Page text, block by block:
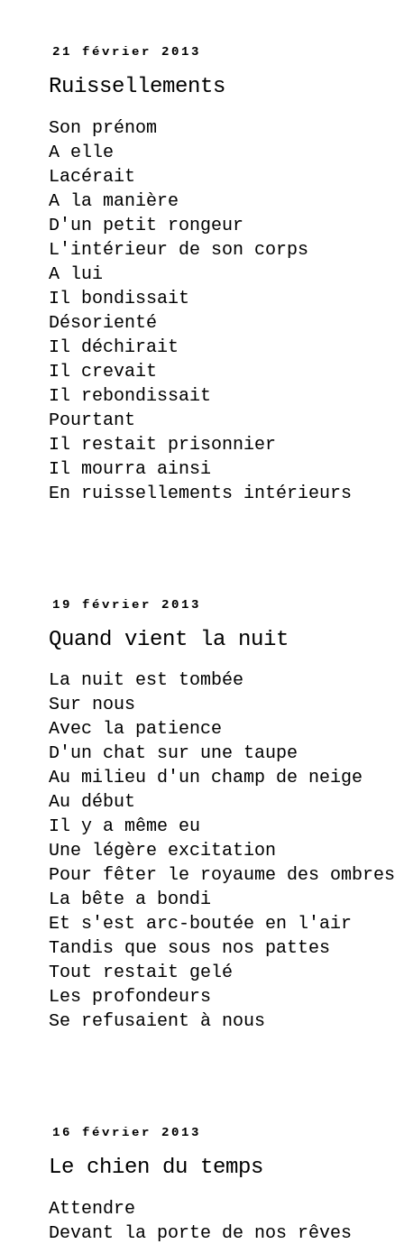
21 février 2013
Ruissellements
Son prénom
A elle
Lacérait
A la manière
D'un petit rongeur
L'intérieur de son corps
A lui
Il bondissait
Désorienté
Il déchirait
Il crevait
Il rebondissait
Pourtant
Il restait prisonnier
Il mourra ainsi
En ruissellements intérieurs
19 février 2013
Quand vient la nuit
La nuit est tombée
Sur nous
Avec la patience
D'un chat sur une taupe
Au milieu d'un champ de neige
Au début
Il y a même eu
Une légère excitation
Pour fêter le royaume des ombres
La bête a bondi
Et s'est arc-boutée en l'air
Tandis que sous nos pattes
Tout restait gelé
Les profondeurs
Se refusaient à nous
16 février 2013
Le chien du temps
Attendre
Devant la porte de nos rêves